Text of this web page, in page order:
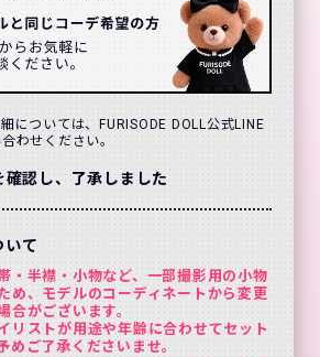
については、FURISODE DOLL公式LINE
わせください。
確認し、了承しました
いて
・半襟・小物など、一部撮影用の小物
め、モデルのコーディネートから変更
合がございます。
リストが用途や年齢に合わせてセット
めご了承くださいませ。